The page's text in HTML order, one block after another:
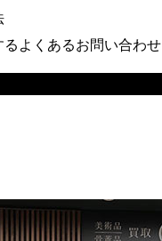
よくあるお問い合わせ